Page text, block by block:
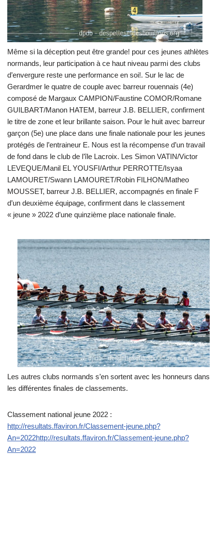
Même si la déception peut être grande! pour ces jeunes athlètes
normands, leur participation à ce haut niveau parmi des clubs
d’envergure reste une performance en soi!. Sur le lac de
Gerardmer le quatre de couple avec barreur rouennais (4e)
composé de Margaux CAMPION/Faustine COMOR/Romane
GUILBART/Manon HATEM, barreur J.B. BELLIER, confirment
le titre de zone et leur brillante saison. Pour le huit avec barreur
garçon (5e) une place dans une finale nationale pour les jeunes
protégés de l’entraineur E. Nous est la récompense d’un travail
de fond dans le club de l’île Lacroix. Les Simon VATIN/Victor
LEVEQUE/Manil EL YOUSFI/Arthur PERROTTE/Isyaa
LAMOURET/Swann LAMOURET/Robin FILHON/Matheo
MOUSSET, barreur J.B. BELLIER, accompagnés en finale F
d’un deuxième équipage, confirment dans le classement
« jeune » 2022 d’une quinzième place nationale finale.
Les autres clubs normands s’en sortent avec les honneurs dans
les différentes finales de classements.
Classement national jeune 2022 :
http://resultats.ffaviron.fr/Classement-jeune.php?
An=2022http://resultats.ffaviron.fr/Classement-jeune.php?
An=2022